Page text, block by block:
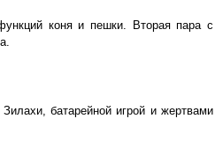
коня и пешки. Вторая пара с
батарейной игрой и жертвами